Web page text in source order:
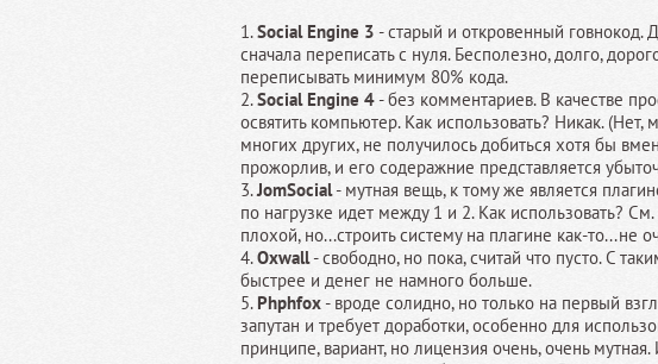
1.Social Engine 3 - старый и откровенный говнокод.
сначала переписать с нуля. Бесполезно, долго,
переписывать минимум 80% кода.
2.Social Engine 4- без комментариев. В качестве
освятить компьютер. Как использовать? Никак. (Нет,
многих других, не получилось добиться хотя бы
прожорлив, и его содеражние представляется
3.JomSocial- мутная вещь, к тому же является
по нагрузке идет между 1 и 2. Как использовать?
плохой, но...строить систему на плагине как-то...не
4.Oxwall- свободно, но пока, считай что пусто. С
быстрее и денег не намного больше.
5. Phphfox- вроде солидно, но только на первый
запутан и требует доработки, особенно для
принципе, вариант, но лицензия очень, очень